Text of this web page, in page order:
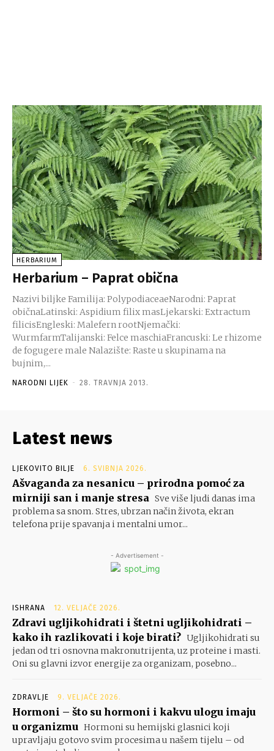
HERBARIUM
Herbarium – Paprat obična
Nazivi biljke Familija: PolypodiaceaeNarodni: Paprat
običnaLatinski: Aspidium filix masLjekarski: Extractum
filicisEngleski: Malefern rootNjemački:
WurmfarmTalijanski: Felce maschiaFrancuski: Le rhizome
de fogugere male Nalazište: Raste u skupinama na
bujnim,...
NARODNI LIJEK - 28. TRAVNJA 2013.
Latest news
LJEKOVITO BILJE 6. SVIBNJA 2026.
Ašvaganda za nesanicu – prirodna pomoć za
mirniji san i manje stresa Sve više ljudi danas ima
problema sa snom. Stres, ubrzan način života, ekran
telefona prije spavanja i mentalni umor...
- Advertisement -
ISHRANA 12. VELJAČE 2026.
Zdravi ugljikohidrati i štetni ugljikohidrati –
kako ih razlikovati i koje birati? Ugljikohidrati su
jedan od tri osnovna makronutrijenta, uz proteine i masti.
Oni su glavni izvor energije za organizam, posebno...
ZDRAVLJE 9. VELJAČE 2026.
Hormoni – što su hormoni i kakvu ulogu imaju
u organizmu Hormoni su hemijski glasnici koji
upravljaju gotovo svim procesima u našem tijelu – od